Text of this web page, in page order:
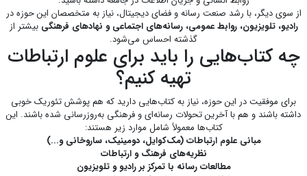
از سوی دیگر، با رشد صنعت رسانه و فضای دیجیتال، نیاز به متخصصان این حوزه در
رادیو، تلویزیون، روابط عمومی، رسانه‌های اجتماعی و نهادهای فرهنگی بیشتر از
گذشته احساس می‌شود.
چه کتاب‌هایی را باید برای علوم ارتباطات
تهیه کنیم؟
برای موفقیت در این حوزه، نیاز به کتاب‌هایی دارید که هم پوشش تئوریک خوبی
داشته باشند و هم با آخرین تحولات رسانه‌ای و فرهنگی به‌روزرسانی شده باشند. این
کتاب‌ها معمولاً شامل موارد زیر هستند:
مبانی علوم ارتباطات (مک‌کوایل، دومینیک، ساروخانی و...)
نظریه‌های فرهنگ و ارتباطات
مطالعات رسانه با تمرکز بر رادیو و تلویزیون